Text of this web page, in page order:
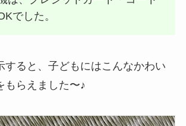
でした。
すると、子どもにはこんなかわい
もらえました〜♪